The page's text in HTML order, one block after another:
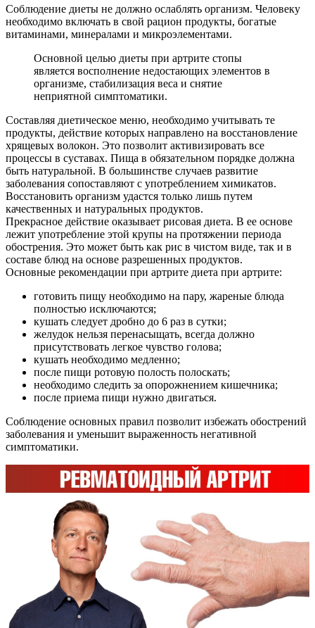
Соблюдение диеты не должно ослаблять организм. Человеку
необходимо включать в свой рацион продукты, богатые
витаминами, минералами и микроэлементами.
Основной целью диеты при артрите стопы
является восполнение недостающих элементов в
организме, стабилизация веса и снятие
неприятной симптоматики.
Составляя диетическое меню, необходимо учитывать те
продукты, действие которых направлено на восстановление
хрящевых волокон. Это позволит активизировать все
процессы в суставах. Пища в обязательном порядке должна
быть натуральной. В большинстве случаев развитие
заболевания сопоставляют с употреблением химикатов.
Восстановить организм удастся только лишь путем
качественных и натуральных продуктов.
Прекрасное действие оказывает рисовая диета. В ее основе
лежит употребление этой крупы на протяжении периода
обострения. Это может быть как рис в чистом виде, так и в
составе блюд на основе разрешенных продуктов.
Основные рекомендации при артрите диета при артрите:
готовить пищу необходимо на пару, жареные блюда
полностью исключаются;
кушать следует дробно до 6 раз в сутки;
желудок нельзя перенасыщать, всегда должно
присутствовать легкое чувство голова;
кушать необходимо медленно;
после пищи ротовую полость полоскать;
необходимо следить за опорожнением кишечника;
после приема пищи нужно двигаться.
Соблюдение основных правил позволит избежать обострений
заболевания и уменьшит выраженность негативной
симптоматики.